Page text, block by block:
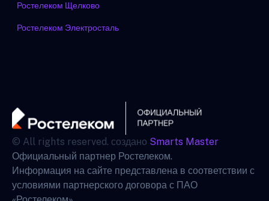
Ростелеком Щелково
Ростелеком Электросталь
© All rights reserved. создано Smarts Master
Официальный партнер Ростелеком.
Информация на сайте представлена в соответствии с
условиями партнерского договора с ПАО